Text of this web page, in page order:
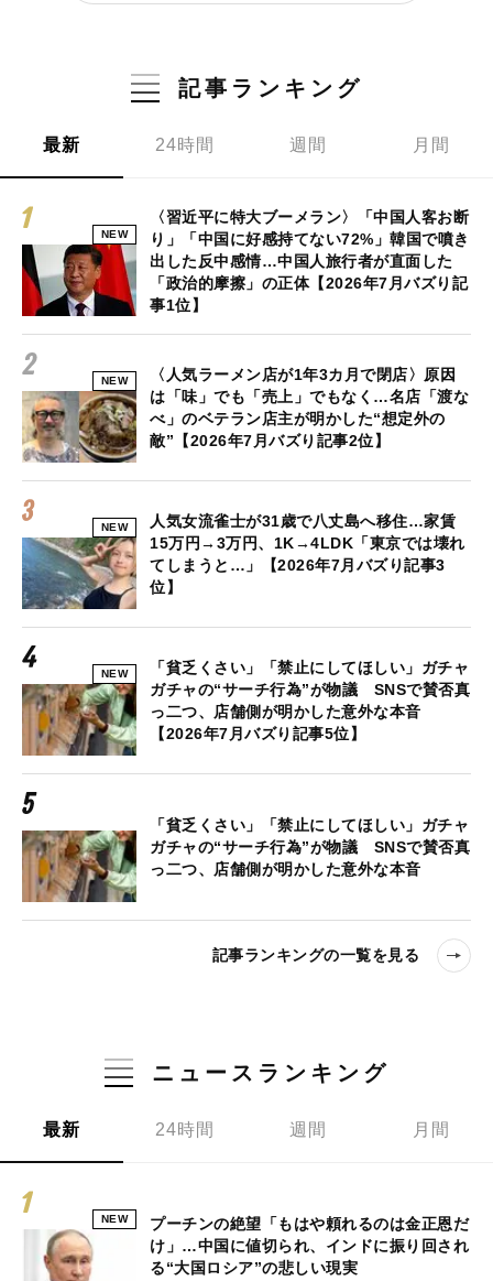
記事ランキング
最新 24時間 週間 月間
NEW
〈習近平に特大ブーメラン〉「中国人客お断
り」「中国に好感持てない72%」韓国で噴き
出した反中感情…中国人旅行者が直面した
「政治的摩擦」の正体【2026年7月バズり記
事1位】
NEW
〈人気ラーメン店が1年3カ月で閉店〉原因
は「味」でも「売上」でもなく…名店「渡な
べ」のベテラン店主が明かした“想定外の
敵”【2026年7月バズり記事2位】
NEW
人気女流雀士が31歳で八丈島へ移住…家賃
15万円→3万円、1K→4LDK「東京では壊れ
てしまうと…」【2026年7月バズり記事3
位】
NEW
「貧乏くさい」「禁止にしてほしい」ガチャ
ガチャの“サーチ行為”が物議 SNSで賛否真
っ二つ、店舗側が明かした意外な本音
【2026年7月バズり記事5位】
「貧乏くさい」「禁止にしてほしい」ガチャ
ガチャの“サーチ行為”が物議 SNSで賛否真
っ二つ、店舗側が明かした意外な本音
記事ランキングの一覧を見る
ニュースランキング
最新 24時間 週間 月間
NEW
プーチンの絶望「もはや頼れるのは金正恩だ
け」…中国に値切られ、インドに振り回され
る“大国ロシア”の悲しい現実